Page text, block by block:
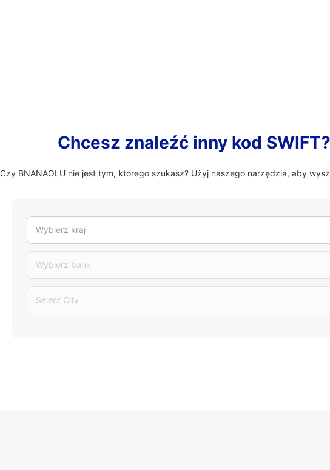
Chcesz znaleźć inny kod SWIFT?
Czy BNANAOLU nie jest tym, którego szukasz? Użyj naszego narzędzia, aby
Wybierz kraj
Wybierz bank
Select City